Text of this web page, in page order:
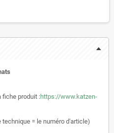
fiche produit :https://www.katzen-
= le numéro d'article)